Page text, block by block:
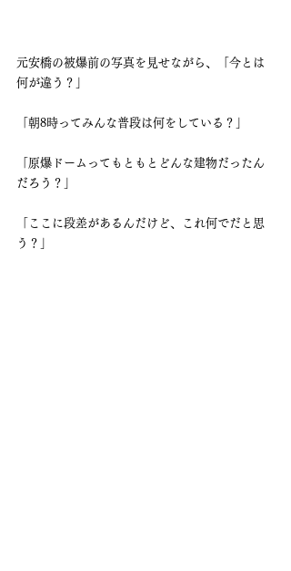
元安橋の被爆前の写真を見せながら、「今とは
何が違う？」
「朝8時ってみんな普段は何をしている？」
「原爆ドームってもともとどんな建物だったん
だろう？」
「ここに段差があるんだけど、これ何でだと思
う？」